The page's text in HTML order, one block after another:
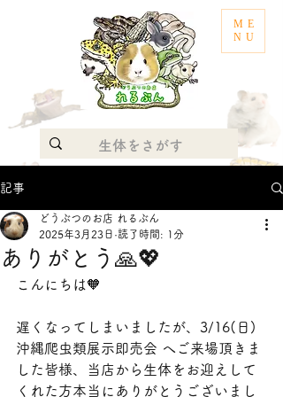
ME
NU
記事
ありがとう🙏💖
どうぶつのお店 れるぶん
2025年3月23日 読了時間: 1分
こんにちは🧡
遅くなってしまいましたが、3/16(日)
沖縄爬虫類展示即売会 へご来場頂きま
した皆様、当店から生体をお迎えして
くれた方本当にありがとうございまし